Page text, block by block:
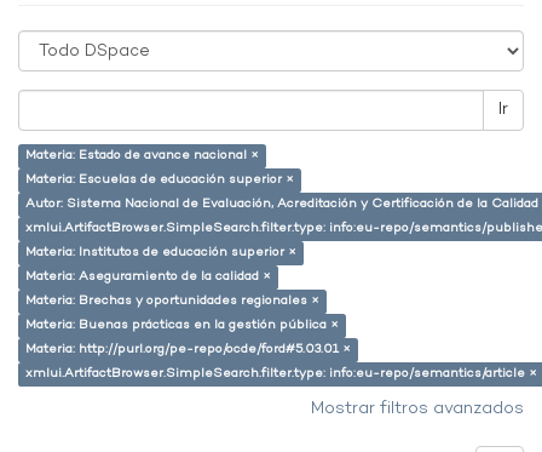
Ir
Materia: Estado de avance nacional ×
Materia: Escuelas de educación superior ×
Autor: Sistema Nacional de Evaluación, Acreditación y Certificación de la
xmlui.ArtifactBrowser.SimpleSearch.filter.type: info:eu-repo/semantics/
Materia: Institutos de educación superior ×
Materia: Aseguramiento de la calidad ×
Materia: Brechas y oportunidades regionales ×
Materia: Buenas prácticas en la gestión pública ×
Materia: http://purl.org/pe-repo/ocde/ford#5.03.01 ×
xmlui.ArtifactBrowser.SimpleSearch.filter.type: info:eu-repo/semantics/article ×
Mostrar filtros avanzados